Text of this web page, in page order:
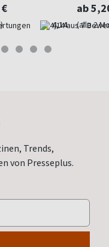
4,14
ab
(alle 2
Trends,
von Presseplus.